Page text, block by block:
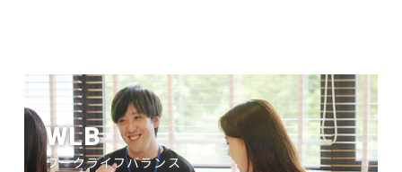
WLB
ワークライフバランス